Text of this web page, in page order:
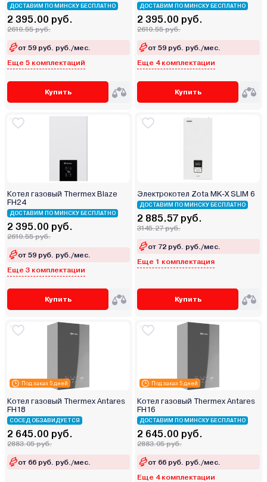
ДОСТАВИМ ПО МИНСКУ БЕСПЛАТНО
2 395.00 руб.
2610.55 руб.
от 59 руб. руб./мес.
Еще 5 комплектаций
Купить
ДОСТАВИМ ПО МИНСКУ БЕСПЛАТНО
2 395.00 руб.
2610.55 руб.
от 59 руб. руб./мес.
Еще 4 комплектации
Купить
Котел газовый Thermex Blaze
FН24
ДОСТАВИМ ПО МИНСКУ БЕСПЛАТНО
2 395.00 руб.
2610.55 руб.
от 59 руб. руб./мес.
Еще 3 комплектации
Купить
Электрокотел Zota MK-X SLIM 6
ДОСТАВИМ ПО МИНСКУ БЕСПЛАТНО
2 885.57 руб.
3145.27 руб.
от 72 руб. руб./мес.
Еще 1 комплектация
Купить
Под заказ 5 дней
Котел газовый Thermex Antares
FH18
СОСЕД ОБЗАВИДУЕТСЯ
2 645.00 руб.
2883.05 руб.
от 66 руб. руб./мес.
Под заказ 5 дней
Котел газовый Thermex Antares
FH16
ДОСТАВИМ ПО МИНСКУ БЕСПЛАТНО
2 645.00 руб.
2883.05 руб.
от 66 руб. руб./мес.
Еще 4 комплектации